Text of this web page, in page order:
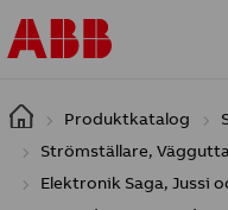
Hoppa till huvudinnehåll
Produktkatalog
Strömställare,
Elektronik Saga, Jussi